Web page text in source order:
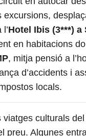
excursions,
Hotel Ibis (3***) a
en habitacions
, mitja pensió a
d’accidents i
locals.
viatges culturals
preu. Algunes